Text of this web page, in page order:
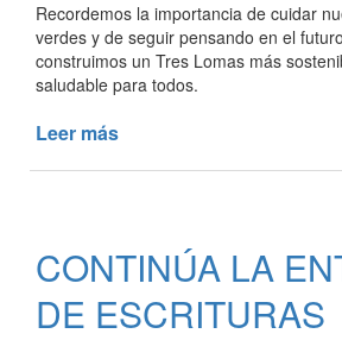
Recordemos la importancia de cuidar
verdes y de seguir pensando en el
construimos un Tres Lomas más
saludable para todos.
Leer más
CONTINÚA LA
DE ESCRITURAS